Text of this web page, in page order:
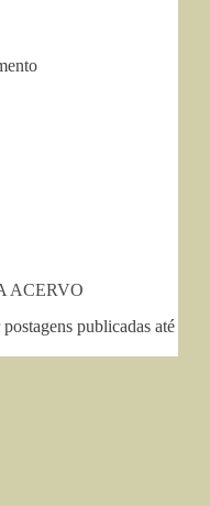
ACERVO
publicadas até